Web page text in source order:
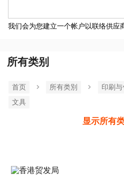
我们会为您建立一个帐户以联络供应
所有类别
首页 所有类別
印刷
文具
显示所有